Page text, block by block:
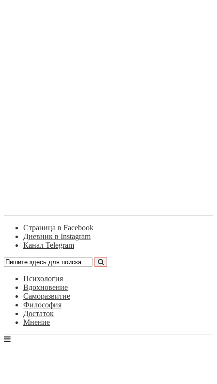
Страница в Facebook
Дневник в Instagram
Канал Telegram
Психология
Вдохновение
Саморазвитие
Философия
Достаток
Мнение